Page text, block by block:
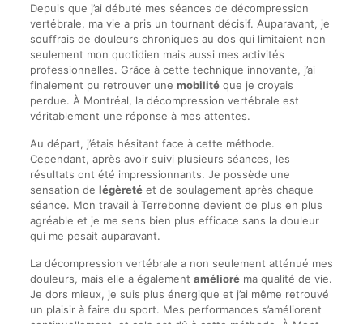
Depuis que j’ai débuté mes séances de décompression
vertébrale, ma vie a pris un tournant décisif. Auparavant, je
souffrais de douleurs chroniques au dos qui limitaient non
seulement mon quotidien mais aussi mes activités
professionnelles. Grâce à cette technique innovante, j’ai
finalement pu retrouver une mobilitéque je croyais
perdue. À Montréal, la décompression vertébrale est
véritablement une réponse à mes attentes.
Au départ, j’étais hésitant face à cette méthode.
Cependant, après avoir suivi plusieurs séances, les
résultats ont été impressionnants. Je possède une
sensation de légèretéet de soulagement après chaque
séance. Mon travail à Terrebonne devient de plus en plus
agréable et je me sens bien plus efficace sans la douleur
qui me pesait auparavant.
La décompression vertébrale a non seulement atténué mes
douleurs, mais elle a également amélioréma qualité de vie.
Je dors mieux, je suis plus énergique et j’ai même retrouvé
un plaisir à faire du sport. Mes performances s’améliorent